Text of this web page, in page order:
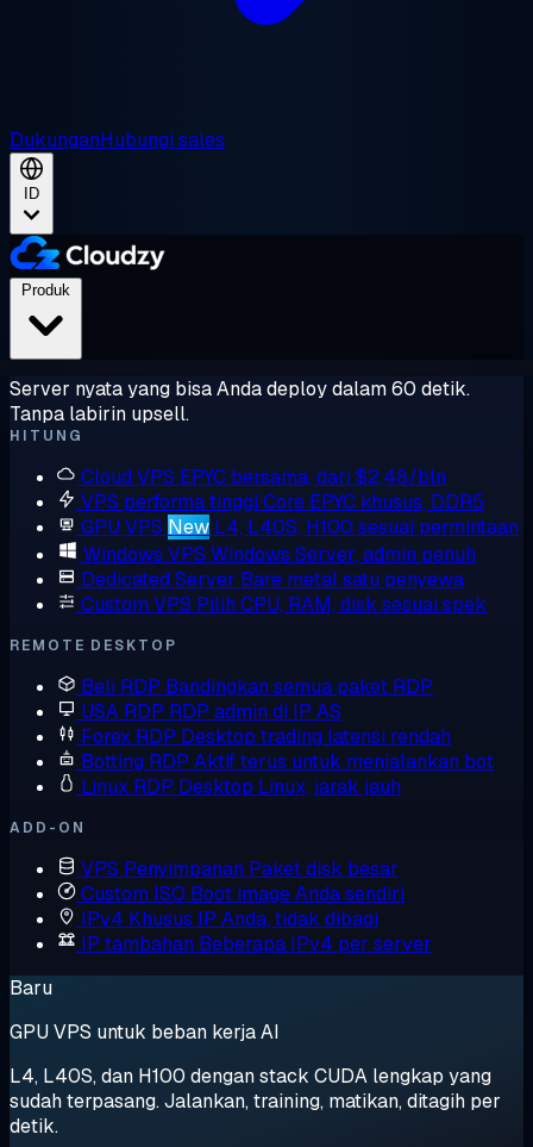
DukunganHubungi sales
ID
Server nyata yang bisa Anda deploy dalam 60 detik.
Tanpa labirin upsell.
HITUNG
Cloud VPS EPYC bersama, dari $2,48/bln
VPS performa tinggi Core EPYC khusus, DDR5
GPU VPS New L4, L40S, H100 sesuai permintaan
Windows VPS Windows Server, admin penuh
Dedicated Server Bare metal satu penyewa
Custom VPS Pilih CPU, RAM, disk sesuai spek
REMOTE DESKTOP
Beli RDP Bandingkan semua paket RDP
USA RDP RDP admin di IP AS
Forex RDP Desktop trading latensi rendah
Botting RDP Aktif terus untuk menjalankan bot
Linux RDP Desktop Linux, jarak jauh
ADD-ON
VPS Penyimpanan Paket disk besar
Custom ISO Boot image Anda sendiri
IPv4 Khusus IP Anda, tidak dibagi
IP tambahan Beberapa IPv4 per server
Baru
GPU VPS untuk beban kerja AI
L4, L40S, dan H100 dengan stack CUDA lengkap yang
sudah terpasang. Jalankan, training, matikan, ditagih per
detik.